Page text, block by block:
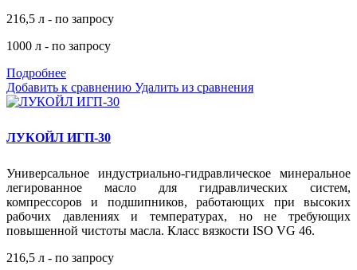
216,5 л - по запросу
1000 л - по запросу
Подробнее
Добавить к сравнению Удалить из сравнения
ЛУКОЙЛ ИГП-30
Универсальное индустриально-гидравлическое минеральное
легированное масло для гидравлических систем,
компрессоров и подшипников, работающих при высоких
рабочих давлениях и температурах, но не требующих
повышенной чистоты масла. Класс вязкости ISO VG 46.
216,5 л - по запросу